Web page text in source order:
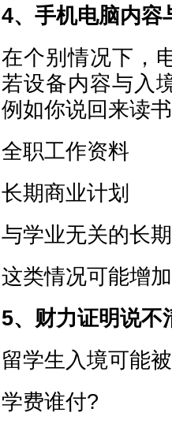
4、手机电脑内容
在个别情况下，
若设备内容与入
例如你说回来读
全职工作资料
长期商业计划
与学业无关的长
这类情况可能增加
5、财力证明说不
留学生入境可能被
学费谁付?